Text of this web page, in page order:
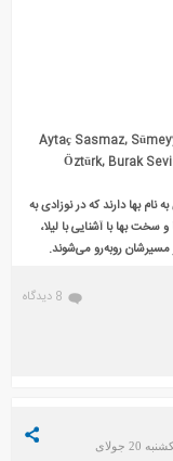
Aytaç Sasmaz,
Öztürk, Burak
نام بها دارند که در نوزادی به
بها با آشنایی با لیلا،
مسیرشان روبه‌رو می‌شوند.
8 دیدگاه
تاریخ : یکشنبه 20 جولای